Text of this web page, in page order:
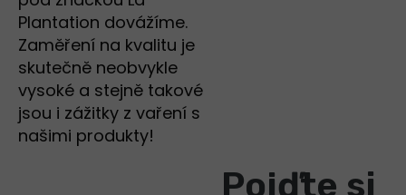
Plantation dovážíme.
Zaměření na kvalitu je
skutečně neobvykle
vysoké a stejně takové
jsou i zážitky z vaření s
našimi produkty!
Pojďte si